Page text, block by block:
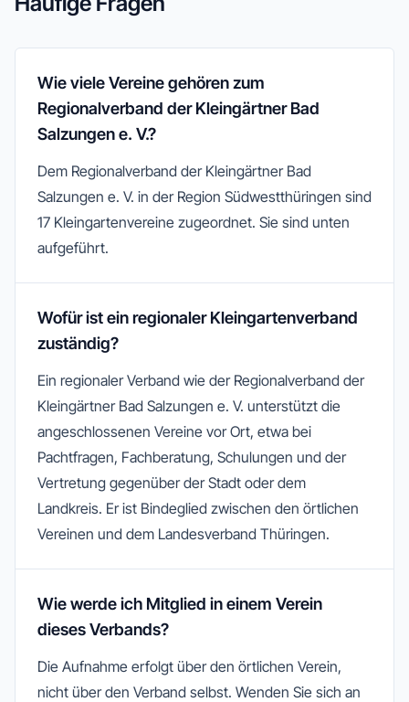
Wie viele Vereine gehören zum
Regionalverband der Kleingärtner Bad
Salzungen e. V.?
Dem Regionalverband der Kleingärtner Bad
Salzungen e. V. in der Region Südwestthüringen sind
17 Kleingartenvereine zugeordnet. Sie sind unten
aufgeführt.
Wofür ist ein regionaler Kleingartenverband
zuständig?
Ein regionaler Verband wie der Regionalverband der
Kleingärtner Bad Salzungen e. V. unterstützt die
angeschlossenen Vereine vor Ort, etwa bei
Pachtfragen, Fachberatung, Schulungen und der
Vertretung gegenüber der Stadt oder dem
Landkreis. Er ist Bindeglied zwischen den örtlichen
Vereinen und dem Landesverband Thüringen.
Wie werde ich Mitglied in einem Verein
dieses Verbands?
Die Aufnahme erfolgt über den örtlichen Verein,
nicht über den Verband selbst. Wenden Sie sich an